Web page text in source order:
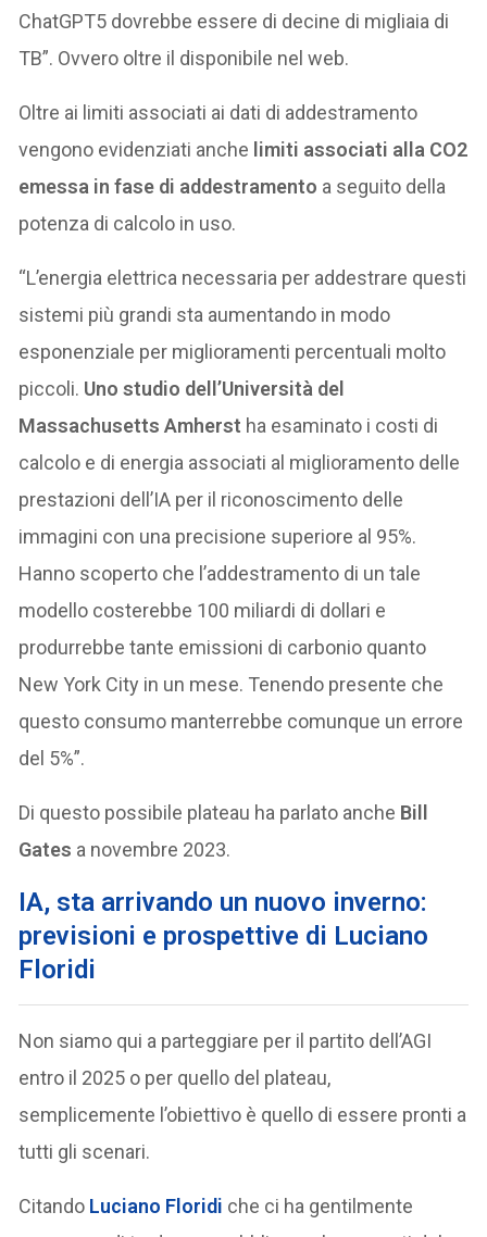
ChatGPT5 dovrebbe essere di decine di migliaia di
TB”. Ovvero oltre il disponibile nel web.
Oltre ai limiti associati ai dati di addestramento
vengono evidenziati anche limiti associati alla CO2
emessa in fase di addestramento a seguito della
potenza di calcolo in uso.
“L’energia elettrica necessaria per addestrare questi
sistemi più grandi sta aumentando in modo
esponenziale per miglioramenti percentuali molto
piccoli. Uno studio dell’Università del
Massachusetts Amherst ha esaminato i costi di
calcolo e di energia associati al miglioramento delle
prestazioni dell’IA per il riconoscimento delle
immagini con una precisione superiore al 95%.
Hanno scoperto che l’addestramento di un tale
modello costerebbe 100 miliardi di dollari e
produrrebbe tante emissioni di carbonio quanto
New York City in un mese. Tenendo presente che
questo consumo manterrebbe comunque un errore
del 5%”.
Di questo possibile plateau ha parlato anche Bill
Gates a novembre 2023.
IA, sta arrivando un nuovo inverno:
previsioni e prospettive di Luciano
Floridi
Non siamo qui a parteggiare per il partito dell’AGI
entro il 2025 o per quello del plateau,
semplicemente l’obiettivo è quello di essere pronti a
tutti gli scenari.
Citando Luciano Floridi che ci ha gentilmente